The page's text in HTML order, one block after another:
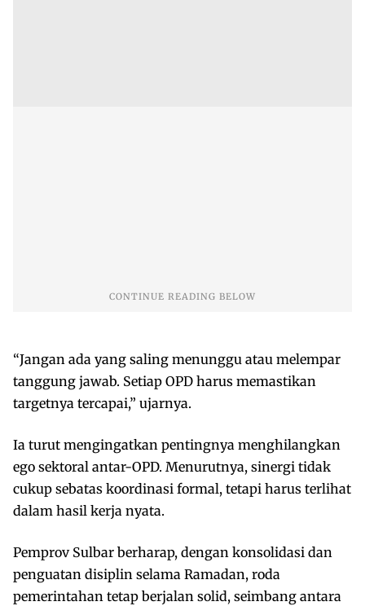
“Jangan ada yang saling menunggu atau melempar
tanggung jawab. Setiap OPD harus memastikan
targetnya tercapai,” ujarnya.
Ia turut mengingatkan pentingnya menghilangkan
ego sektoral antar-OPD. Menurutnya, sinergi tidak
cukup sebatas koordinasi formal, tetapi harus terlihat
dalam hasil kerja nyata.
Pemprov Sulbar berharap, dengan konsolidasi dan
penguatan disiplin selama Ramadan, roda
pemerintahan tetap berjalan solid, seimbang antara